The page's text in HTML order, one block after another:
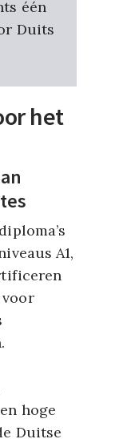
één
Duits
het
A1,
hoge
Duitse